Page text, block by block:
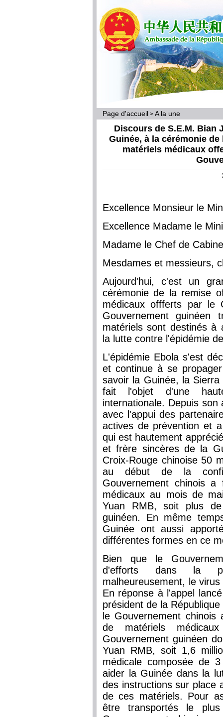
Page d'accueil > A la une
Discours de S.E.M. Bian
Guinée, à la cérémonie
matériels médicaux
Excellence Monsieur le
Excellence Madame le
Madame le Chef de
Mesdames et messieurs,
Aujourd'hui, c'est un
cérémonie de la remise
médicaux offferts par le
Gouvernement guinéen
matériels sont destinés à
la lutte contre l'épidémie
L'épidémie Ebola s'est
et continue à se
savoir la Guinée, la
fait l'objet d'une
internationale. Depuis
avec l'appui des
actives de prévention et
qui est hautement
et frère sincères de la
Croix-Rouge chinoise 50
au début de la
Gouvernement chinois
médicaux au mois de
Yuan RMB, soit plus
guinéen. En même
Guinée ont aussi
différentes formes en ce
Bien que le
d'efforts dans la
malheureusement, le
En réponse à l'appel
président de la
le Gouvernement
de matériels
Gouvernement guinéen
Yuan RMB, soit 1,6
médicale composée de
aider la Guinée dans la
des instructions sur place
de ces matériels. Pour
être transportés le